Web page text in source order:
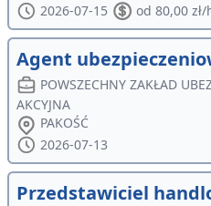
2026-07-15
od 80,00 zł/
Agent
POWSZECHNY ZAKŁAD
AKCYJNA
PAKOŚĆ
2026-07-13
Przedstawiciel